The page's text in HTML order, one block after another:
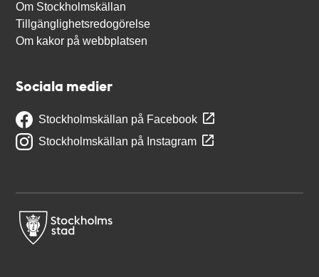
Om Stockholmskällan
Tillgänglighetsredogörelse
Om kakor på webbplatsen
Sociala medier
Stockholmskällan på Facebook
Stockholmskällan på Instagram